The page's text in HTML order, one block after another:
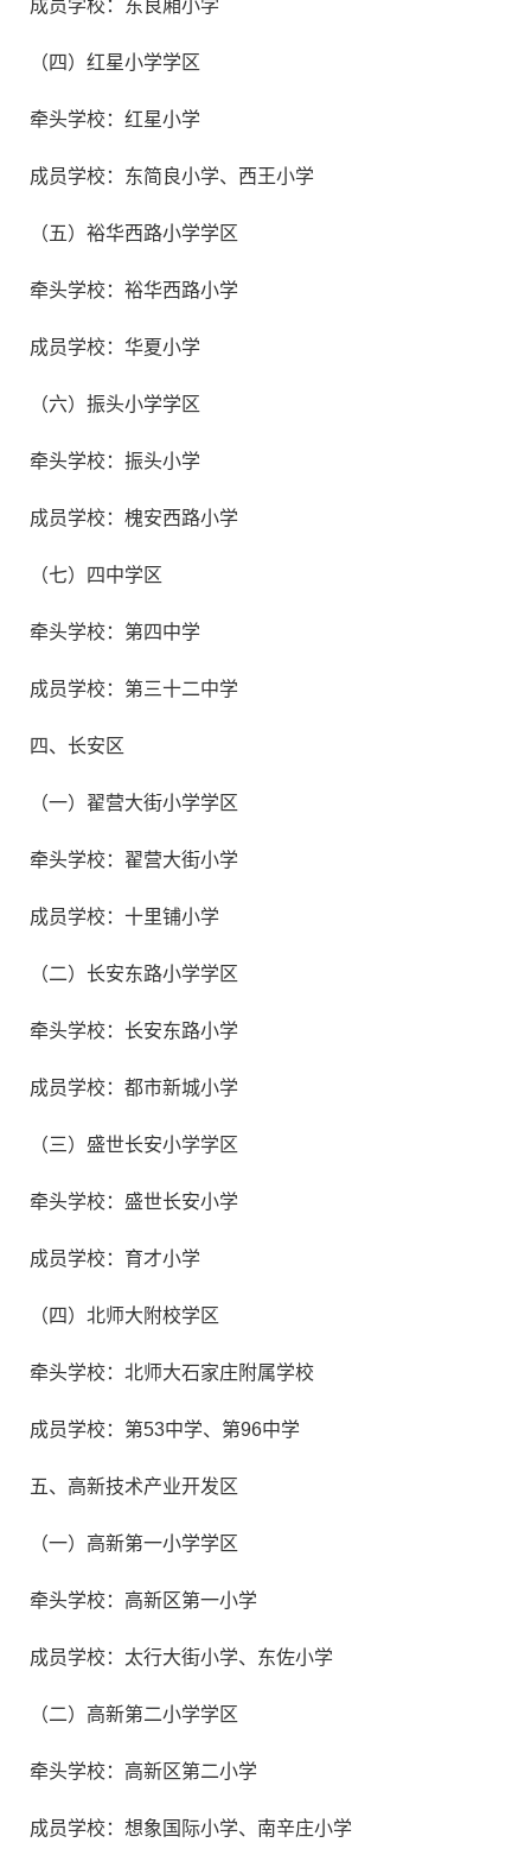
成员学校：东良厢小学
（四）红星小学学区
牵头学校：红星小学
成员学校：东简良小学、西王小学
（五）裕华西路小学学区
牵头学校：裕华西路小学
成员学校：华夏小学
（六）振头小学学区
牵头学校：振头小学
成员学校：槐安西路小学
（七）四中学区
牵头学校：第四中学
成员学校：第三十二中学
四、长安区
（一）翟营大街小学学区
牵头学校：翟营大街小学
成员学校：十里铺小学
（二）长安东路小学学区
牵头学校：长安东路小学
成员学校：都市新城小学
（三）盛世长安小学学区
牵头学校：盛世长安小学
成员学校：育才小学
（四）北师大附校学区
牵头学校：北师大石家庄附属学校
成员学校：第53中学、第96中学
五、高新技术产业开发区
（一）高新第一小学学区
牵头学校：高新区第一小学
成员学校：太行大街小学、东佐小学
（二）高新第二小学学区
牵头学校：高新区第二小学
成员学校：想象国际小学、南辛庄小学